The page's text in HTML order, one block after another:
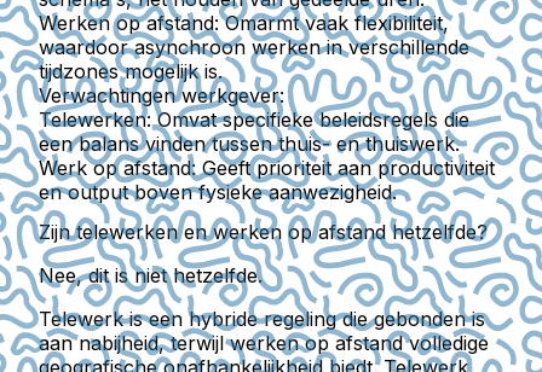
Werken op afstand:Omarmt vaak flexibiliteit,
waardoor asynchroon werken in verschillende
tijdzones mogelijk is.
Verwachtingen werkgever:
Telewerken:Omvat specifieke beleidsregels die
een balans vinden tussen thuis- en thuiswerk.
Werk op afstand: Geeft prioriteit aan productiviteit
en output boven fysieke aanwezigheid.
Zijn telewerken en werken op afstand hetzelfde?
Nee, dit is niet hetzelfde.
Telewerk is een hybride regeling die gebonden is
aan nabijheid, terwijl werken op afstand volledige